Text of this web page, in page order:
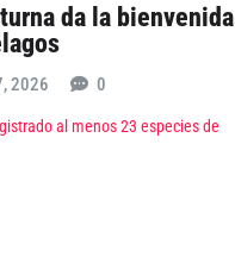
da la bienvenida
2026 0
al menos 23 especies de